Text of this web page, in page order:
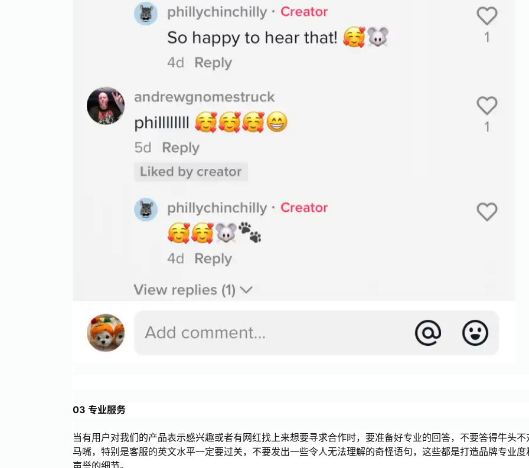
03 专业服务
当有用户对我们的产品表示感兴趣或者有网红找上来想要寻求合作时，要准备好专业的回答，不要答得牛头不
马嘴，特别是客服的英文水平一定要过关，不要发出一些令人无法理解的奇怪语句，这些都是打造品牌专业度
声誉的细节。